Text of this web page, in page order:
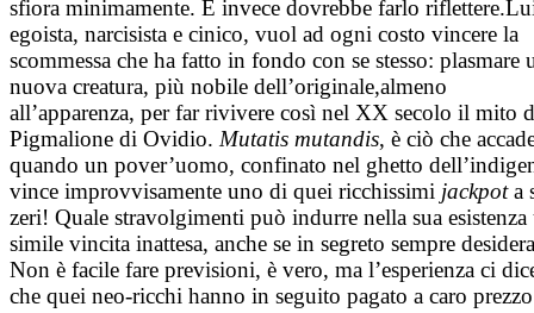
sfiora minimamente. E invece dovrebbe farlo
egoista, narcisista e cinico, vuol ad ogni costo vincere la
scommessa che ha fatto in fondo con se stesso: plasmare
nuova creatura, più nobile dell’originale,almeno
all’apparenza, per far rivivere così nel XX secolo il mito
Pigmalione di Ovidio. Mutatis mutandis, è ciò che
quando un pover’uomo, confinato nel ghetto
vince improvvisamente uno di quei ricchissimi jackpota
zeri! Quale stravolgimenti può indurre nella sua esistenza
simile vincita inattesa, anche se in segreto sempre
Non è facile fare previsioni, è vero, ma l’esperienza ci
che quei neo-ricchi hanno in seguito pagato a caro prezzo